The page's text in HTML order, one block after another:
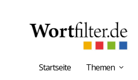
Startseite Themen